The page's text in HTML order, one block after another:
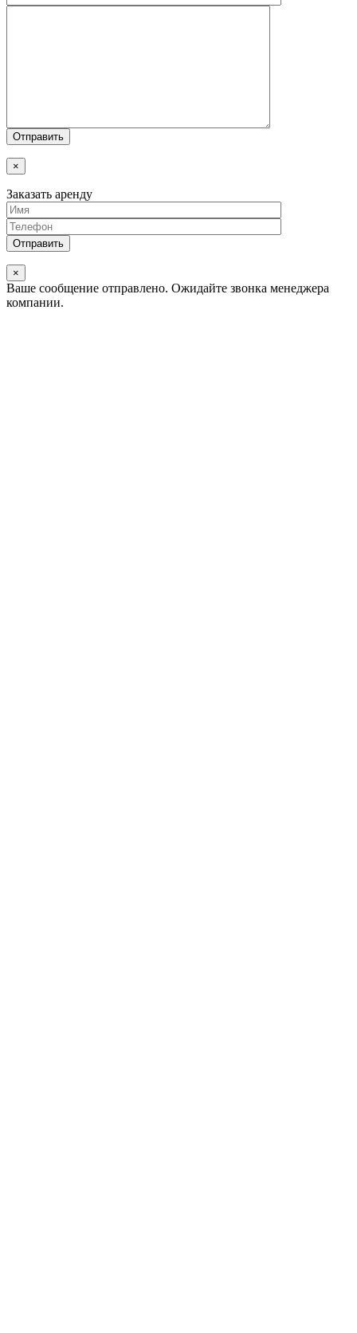
×
Заказать аренду
×
Ваше сообщение отправлено. Ожидайте звонка менеджера
компании.